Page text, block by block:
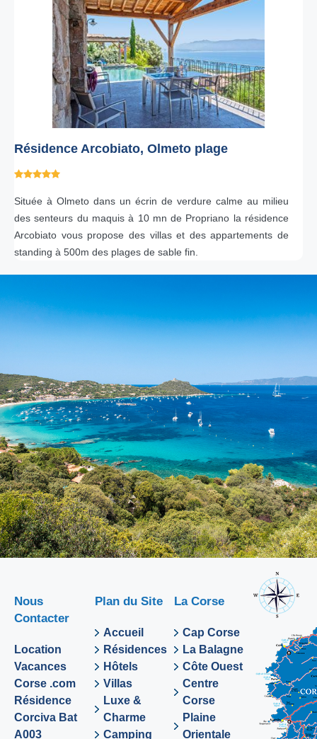
Résidence Arcobiato, Olmeto plage
Située à Olmeto dans un écrin de verdure calme au milieu
des senteurs du maquis à 10 mn de Propriano la résidence
Arcobiato vous propose des villas et des appartements de
standing à 500m des plages de sable fin.
Nous
Contacter
Location
Vacances
Corse .com
Résidence
Corciva Bat
A003
Plan du Site
Accueil
Résidences
Hôtels
Villas
Luxe &
Charme
Camping
La Corse
Cap Corse
La Balagne
Côte Ouest
Centre
Corse
Plaine
Orientale